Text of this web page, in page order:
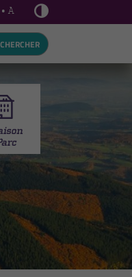
• A